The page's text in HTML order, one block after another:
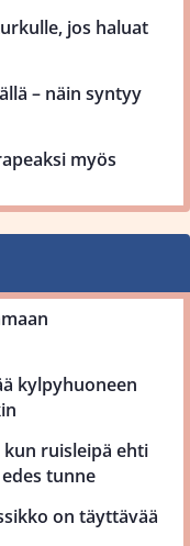
jos haluat
– näin syntyy
myös
kylpyhuoneen
ruisleipä ehti
tunne
on täyttävää